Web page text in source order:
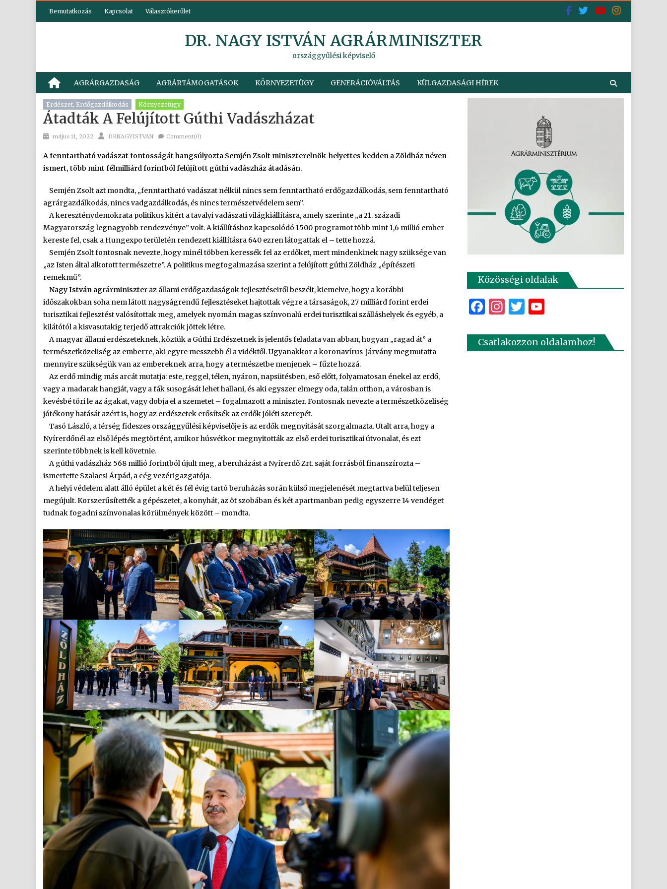
Bemutatkozás Kapcsolat Választókerület
DR. NAGY ISTVÁN AGRÁRMINISZTER
országgyűlési képviselő
AGRÁRGAZDASÁG AGRÁRTÁMOGATÁSOK KÖRNYEZETÜGY GENERÁCIÓVÁLTÁS KÜLGAZDASÁGI HÍREK
Erdészet, Erdőgazdálkodás Környezetügy
Átadták A Felújított Gúthi Vadászházat
Posted
május 11, 2022 Author
DRNAGYISTVAN Comment(0)
A fenntartható vadászat fontosságát hangsúlyozta Semjén Zsolt miniszterelnök-helyettes kedden a Zöldház néven
ismert, több mint félmilliárd forintból felújított gúthi vadászház átadásán.
Semjén Zsolt azt mondta, „fenntartható vadászat nélkül nincs sem fenntartható erdőgazdálkodás, sem fenntartható
agrárgazdálkodás, nincs vadgazdálkodás, és nincs természetvédelem sem”.
A kereszténydemokrata politikus kitért a tavalyi vadászati világkiállításra, amely szerinte „a 21. századi
Magyarország legnagyobb rendezvénye” volt. A kiállításhoz kapcsolódó 1500 programot több mint 1,6 millió ember
kereste fel, csak a Hungexpo területén rendezett kiállításra 640 ezren látogattak el – tette hozzá.
Semjén Zsolt fontosnak nevezte, hogy minél többen keressék fel az erdőket, mert mindenkinek nagy szüksége van
„az Isten által alkotott természetre”. A politikus megfogalmazása szerint a felújított gúthi Zöldház „építészeti
remekmű”.
Nagy István agrárminiszter az állami erdőgazdaságok fejlesztéseiről beszélt, kiemelve, hogy a korábbi
időszakokban soha nem látott nagyságrendű fejlesztéseket hajtottak végre a társaságok, 27 milliárd forint erdei
turisztikai fejlesztést valósítottak meg, amelyek nyomán magas színvonalú erdei turisztikai szálláshelyek és egyéb, a
kilátótól a kisvasutakig terjedő attrakciók jöttek létre.
A magyar állami erdészeteknek, köztük a Gúthi Erdészetnek is jelentős feladata van abban, hogyan „ragad át” a
természetközeliség az emberre, aki egyre messzebb él a vidéktől. Ugyanakkor a koronavírus-járvány megmutatta
mennyire szükségük van az embereknek arra, hogy a természetbe menjenek – fűzte hozzá.
Az erdő mindig más arcát mutatja: este, reggel, télen, nyáron, napsütésben, eső előtt, folyamatosan énekel az erdő,
vagy a madarak hangját, vagy a fák susogását lehet hallani, és aki egyszer elmegy oda, talán otthon, a városban is
kevésbé töri le az ágakat, vagy dobja el a szemetet – fogalmazott a miniszter. Fontosnak nevezte a természetközeliség
jótékony hatását azért is, hogy az erdészetek erősítsék az erdők jóléti szerepét.
Tasó László, a térség fideszes országgyűlési képviselője is az erdők megnyitását szorgalmazta. Utalt arra, hogy a
Nyírerdőnél az első lépés megtörtént, amikor húsvétkor megnyitották az első erdei turisztikai útvonalat, és ezt
szerinte többnek is kell követnie.
A gúthi vadászház 568 millió forintból újult meg, a beruházást a Nyírerdő Zrt. saját forrásból finanszírozta –
ismertette Szalacsi Árpád, a cég vezérigazgatója.
A helyi védelem alatt álló épület a két és fél évig tartó beruházás során külső megjelenését megtartva belül teljesen
megújult. Korszerűsítették a gépészetet, a konyhát, az öt szobában és két apartmanban pedig egyszerre 14 vendéget
tudnak fogadni színvonalas körülmények között – mondta.
Közösségi oldalak
Facebook
Instagram
Twitter
Csatlakozzon oldalamhoz!